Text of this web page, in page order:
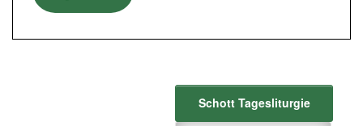
Schott Tagesliturgie